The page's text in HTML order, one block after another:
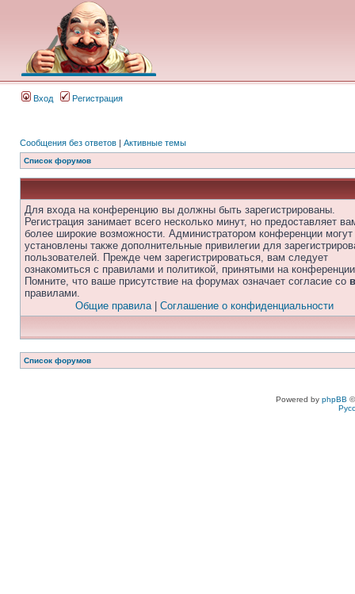
Вход Регистрация
Сообщения без ответов | Активные темы
Список форумов
Для входа на конференцию вы должны быть зарегистрированы.
Регистрация занимает всего несколько минут, но предоставляет
более широкие возможности. Администратором конференции
установлены также дополнительные привилегии для
пользователей. Прежде чем зарегистрироваться, вам следует
ознакомиться с правилами и политикой, принятыми на
Помните, что ваше присутствие на форумах означает согласие со
правилами.
Общие правила| Соглашение о конфиденциальности
Список форумов
Powered by phpBB